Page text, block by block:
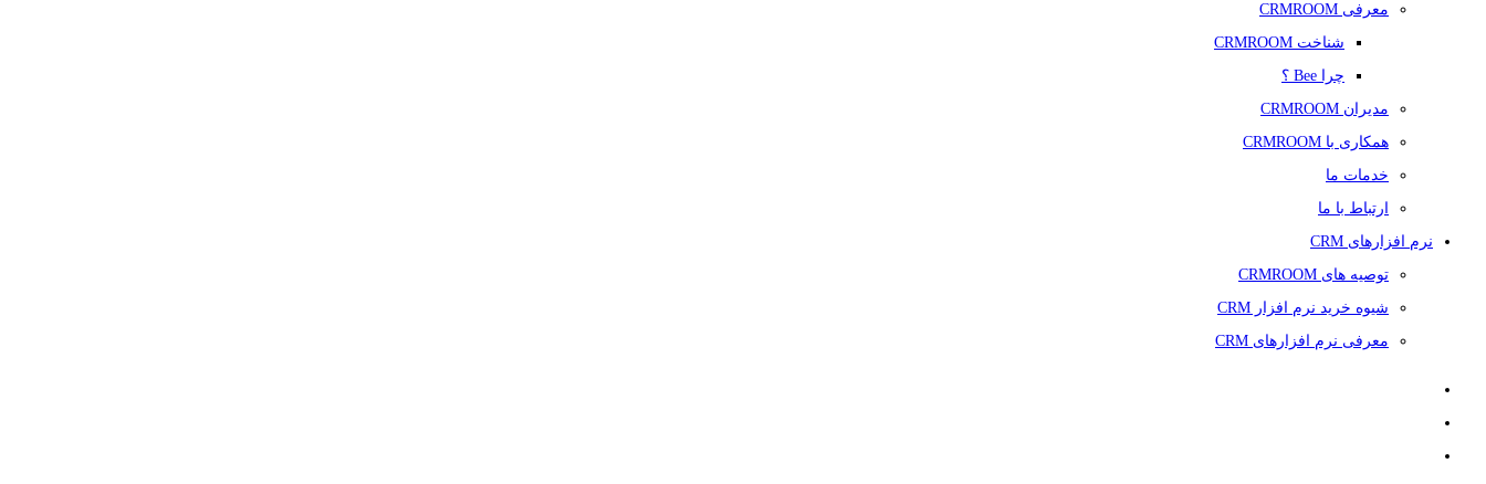
معرفی CRMROOM
شناخت CRMROOM
چرا Bee ؟
مدیران CRMROOM
همکاری با CRMROOM
خدمات ما
ارتباط با ما
نرم افزارهای CRM
توصیه های CRMROOM
شیوه خرید نرم افزار CRM
معرفی نرم افزارهای CRM